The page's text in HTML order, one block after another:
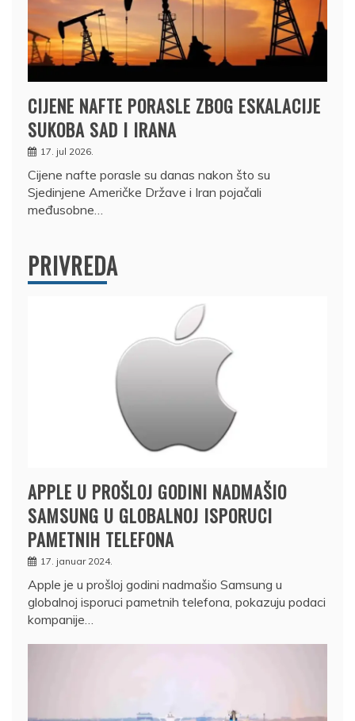
CIJENE NAFTE PORASLE ZBOG ESKALACIJE
SUKOBA SAD I IRANA
17. jul 2026.
Cijene nafte porasle su danas nakon što su
Sjedinjene Američke Države i Iran pojačali
međusobne…
PRIVREDA
APPLE U PROŠLOJ GODINI NADMAŠIO
SAMSUNG U GLOBALNOJ ISPORUCI
PAMETNIH TELEFONA
17. januar 2024.
Apple je u prošloj godini nadmašio Samsung u
globalnoj isporuci pametnih telefona, pokazuju podaci
kompanije…